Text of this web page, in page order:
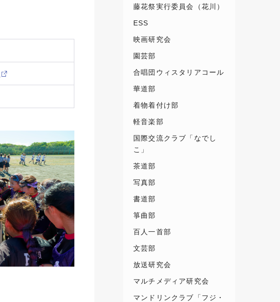
藤花祭実行委員会（花川）
ESS
映画研究会
園芸部
合唱団ウィスタリアコール
華道部
着物着付け部
軽音楽部
国際交流クラブ「なでし
こ」
茶道部
写真部
書道部
箏曲部
百人一首部
文芸部
放送研究会
マルチメディア研究会
マンドリンクラブ「フジ・